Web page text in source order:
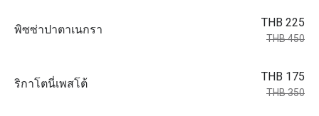
พิซซ่าปาตาเนกรา
THB 225
THB 450
ริกาโตนี่เพสโต้
THB 175
THB 350